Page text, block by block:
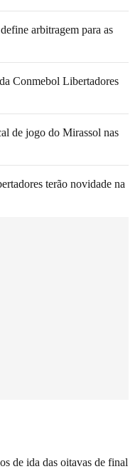
arbitragem para as
Conmebol Libertadores
de jogo do Mirassol nas
terão novidade na
de ida das oitavas de final